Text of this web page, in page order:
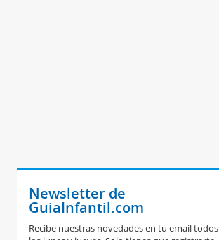
Newsletter de
GuiaInfantil.com
Recibe nuestras novedades en tu email todos